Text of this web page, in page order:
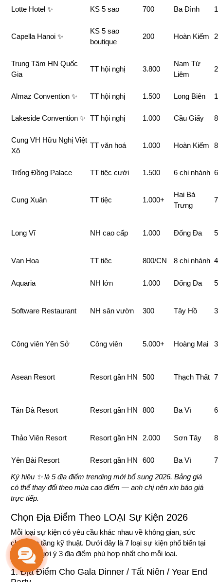
Lotte Hotel ✨ KS 5 sao 700 Ba Đình
Capella Hanoi ✨
KS 5 sao
boutique
200 Hoàn Kiếm
Trung Tâm HN Quốc
Gia
TT hội nghị 3.800
Nam Từ
Liêm
Almaz Convention ✨ TT hội nghị 1.500 Long Biên
Lakeside Convention ✨ TT hội nghị 1.000 Cầu Giấy
Cung VH Hữu Nghị Việt
Xô
TT văn hoá 1.000 Hoàn Kiếm
Trống Đồng Palace TT tiệc cưới 1.500 6 chi nhánh
Cung Xuân TT tiệc 1.000+
Hai Bà
Trưng
Long Vĩ NH cao cấp 1.000 Đống Đa
Vạn Hoa TT tiệc 800/CN 8 chi nhánh
Aquaria NH lớn 1.000 Đống Đa
Software Restaurant NH sân vườn 300 Tây Hồ
Công viên Yên Sở Công viên 5.000+ Hoàng Mai
Asean Resort Resort gần HN 500 Thạch Thất
Tản Đà Resort Resort gần HN 800 Ba Vì
Thảo Viên Resort Resort gần HN 2.000 Sơn Tây
Yên Bài Resort Resort gần HN 600 Ba Vì
Ký hiệu ✨ là 5 địa điểm trending mới bổ sung 2026. Bảng giá
có thể thay đổi theo mùa cao điểm — anh chị nên xin báo giá
trực tiếp.
Chọn Địa Điểm Theo LOẠI Sự Kiện 2026
Mỗi loại sự kiện có yêu cầu khác nhau về không gian, sức
chứa, hạ tầng kỹ thuật. Dưới đây là 7 loại sự kiện phổ biến tại
Hà Nội + gợi ý 3 địa điểm phù hợp nhất cho mỗi loại.
1. Địa Điểm Cho Gala Dinner / Tất Niên / Year End